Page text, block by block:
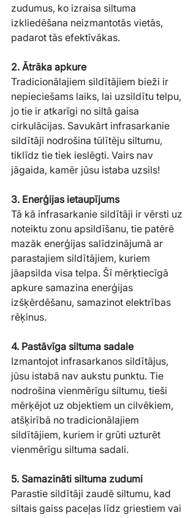
zudumus, ko izraisa siltuma
izkliedēšana neizmantotās vietās,
padarot tās efektīvākas.
2. Ātrāka apkure
Tradicionālajiem sildītājiem bieži ir
nepieciešams laiks, lai uzsildītu telpu,
jo tie ir atkarīgi no siltā gaisa
cirkulācijas. Savukārt infrasarkanie
sildītāji nodrošina tūlītēju siltumu,
tiklīdz tie tiek ieslēgti. Vairs nav
jāgaida, kamēr jūsu istaba uzsils!
3. Enerģijas ietaupījums
Tā kā infrasarkanie sildītāji ir vērsti uz
noteiktu zonu apsildīšanu, tie patērē
mazāk enerģijas salīdzinājumā ar
parastajiem sildītājiem, kuriem
jāapsilda visa telpa. Šī mērķtiecīgā
apkure samazina enerģijas
izšķērdēšanu, samazinot elektrības
rēķinus.
4. Pastāvīga siltuma sadale
Izmantojot infrasarkanos sildītājus,
jūsu istabā nav aukstu punktu. Tie
nodrošina vienmērīgu siltumu, tieši
mērķējot uz objektiem un cilvēkiem,
atšķirībā no tradicionālajiem
sildītājiem, kuriem ir grūti uzturēt
vienmērīgu siltuma sadali.
5. Samazināti siltuma zudumi
Parastie sildītāji zaudē siltumu, kad
siltais gaiss paceļas līdz griestiem vai